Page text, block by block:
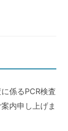
係るPCR検査
内申し上げま